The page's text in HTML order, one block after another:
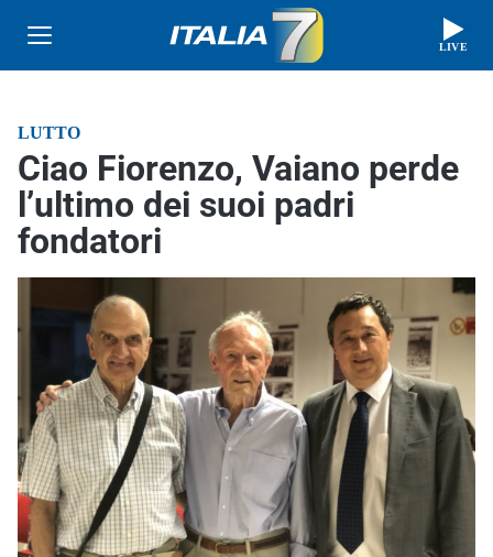
LIVE
LUTTO
Ciao Fiorenzo, Vaiano perde
l’ultimo dei suoi padri
fondatori